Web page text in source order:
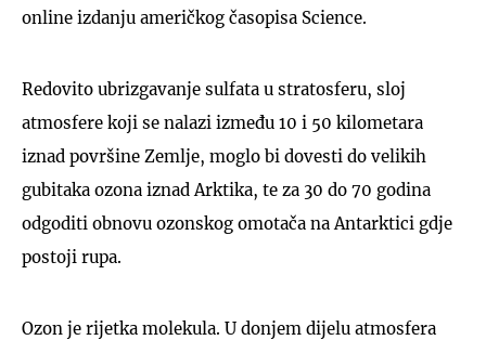
online izdanju američkog časopisa Science.
Redovito ubrizgavanje sulfata u stratosferu, sloj
atmosfere koji se nalazi između 10 i 50 kilometara
iznad površine Zemlje, moglo bi dovesti do velikih
gubitaka ozona iznad Arktika, te za 30 do 70 godina
odgoditi obnovu ozonskog omotača na Antarktici gdje
postoji rupa.
Ozon je rijetka molekula. U donjem dijelu atmosfera